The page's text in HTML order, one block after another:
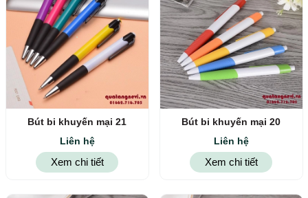
Bút bi khuyến mại 21
Liên hệ
Xem chi tiết
Bút bi khuyến mại 20
Liên hệ
Xem chi tiết